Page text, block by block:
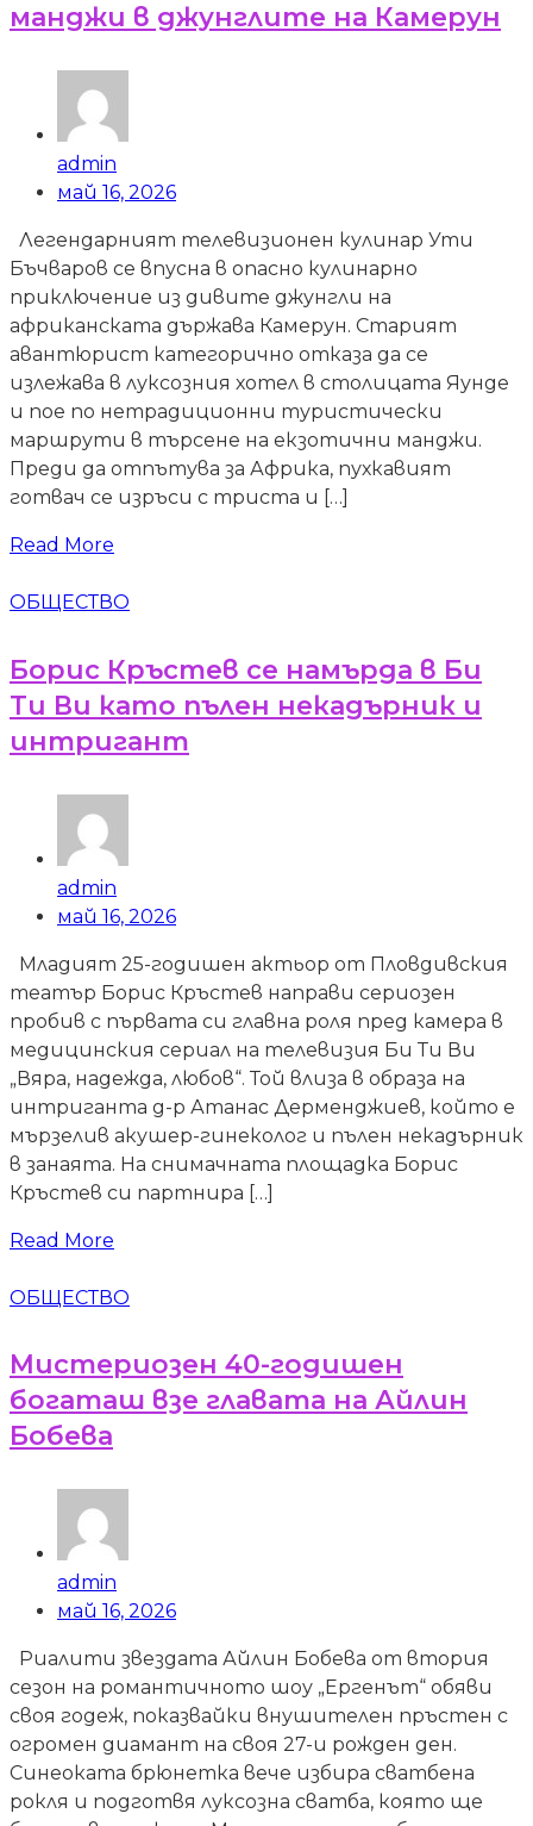
манджи в джунглите на Камерун
admin
май 16, 2026
Легендарният телевизионен кулинар Ути
Бъчваров се впусна в опасно кулинарно
приключение из дивите джунгли на
африканската държава Камерун. Старият
авантюрист категорично отказа да се
излежава в луксозния хотел в столицата Яунде
и пое по нетрадиционни туристически
маршрути в търсене на екзотични манджи.
Преди да отпътува за Африка, пухкавият
готвач се изръси с триста и […]
Read More
ОБЩЕСТВО
Борис Кръстев се намърда в Би
Ти Ви като пълен некадърник и
интригант
admin
май 16, 2026
Младият 25-годишен актьор от Пловдивския
театър Борис Кръстев направи сериозен
пробив с първата си главна роля пред камера в
медицинския сериал на телевизия Би Ти Ви
„Вяра, надежда, любов“. Той влиза в образа на
интриганта д-р Атанас Дерменджиев, който е
мързелив акушер-гинеколог и пълен некадърник
в занаята. На снимачната площадка Борис
Кръстев си партнира […]
Read More
ОБЩЕСТВО
Мистериозен 40-годишен
богаташ взе главата на Айлин
Бобева
admin
май 16, 2026
Риалити звездата Айлин Бобева от втория
сезон на романтичното шоу „Ергенът“ обяви
своя годеж, показвайки внушителен пръстен с
огромен диамант на своя 27-и рожден ден.
Синеоката брюнетка вече избира сватбена
рокля и подготвя луксозна сватба, която ще